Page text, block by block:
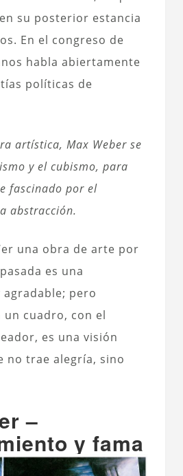
su posterior estancia
En el congreso de
habla abiertamente
políticas de
artística, Max Weber se
y el cubismo, para
fascinado por el
abstracción.
una obra de arte por
es una
pero
cuadro, con el
es una visión
no trae alegría, sino
–
y fama